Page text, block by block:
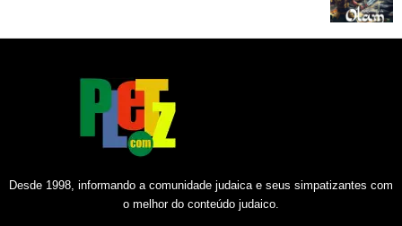
Desde 1998, informando a comunidade judaica e seus simpatizantes com
o melhor do conteúdo judaico.